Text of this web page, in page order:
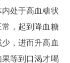
处于高血糖状
，起到降血糖
，进而升高血
等到口渴才喝